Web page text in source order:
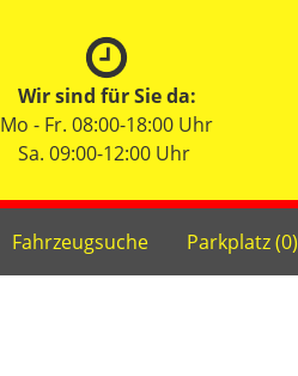
Wir sind für Sie da:
Mo - Fr. 08:00-18:00 Uhr
Sa. 09:00-12:00 Uhr
Fahrzeugsuche Parkplatz (0)